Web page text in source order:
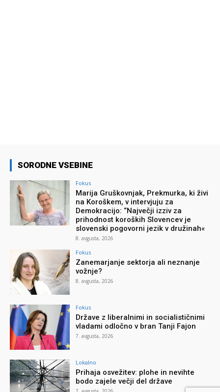
SORODNE VSEBINE
Fokus
Marija Gruškovnjak, Prekmurka, ki živi
na Koroškem, v intervjuju za
Demokracijo: “Največji izziv za
prihodnost koroških Slovencev je
slovenski pogovorni jezik v družinah«
8. avgusta, 2026
Fokus
Zanemarjanje sektorja ali neznanje
vožnje?
8. avgusta, 2026
Fokus
Države z liberalnimi in socialističnimi
vladami odločno v bran Tanji Fajon
7. avgusta, 2026
Lokalno
Prihaja osvežitev: plohe in nevihte
bodo zajele večji del države